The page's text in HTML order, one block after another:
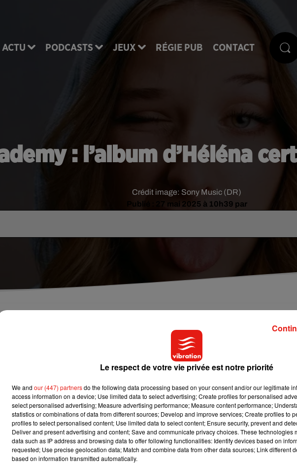
ACTU PODCASTS JEUX RÉGIE PUB CONTACT
: l’album d’Héléna
Publié : 27 mai 2025 à 10h39 par
Crédit image: Sony Music (DR)
vrai succès. Le premier album de la jeune femme, vendu à plus de
d’or.
Révélée au grand public par la promotion 2023 de la Star Academy, la jeune
son premier album,
stéréotypes de genre et l’acceptation de soi. Porté par des titres forts comme
» et « Aimée pour de vrai »,il s’est vendu à plus de50 000 exemplaires, qui lui valent
en France et en Belgique.
album ? Peut-être… Seule certitude, la chanteuse est actuellement entournée.
, le 14, le 12 décembre au Mans ou encore àBordeaux le 19 décembre.
Le respect de votre vie privée est notre priorité
We and our (447) partnersdo the following data processing based on your consent and/or our legitimate
access information on a device; Use limited data to select advertising; Create profiles for personalised
select personalised advertising; Measure advertising performance; Measure content performance;
statistics or combinations of data from different sources; Develop and improve services; Create profiles to
profiles to select personalised content; Use limited data to select content; Ensure security, prevent and
Deliver and present advertising and content; Save and communicate privacy choices. These technologies
data such as IP address and browsing data to offer following functionalities: Identify devices based on
requested; Use precise geolocation data; Match and combine data from other data sources; Link different
based on information transmitted automatically.